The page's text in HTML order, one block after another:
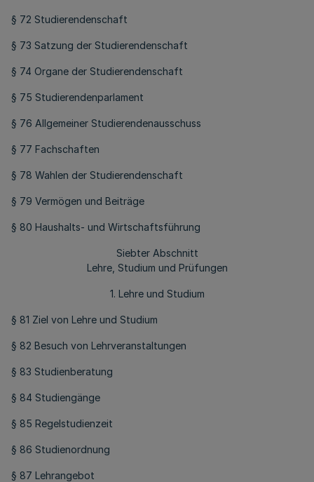
§ 72 Studierendenschaft
§ 73 Satzung der Studierendenschaft
§ 74 Organe der Studierendenschaft
§ 75 Studierendenparlament
§ 76 Allgemeiner Studierendenausschuss
§ 77 Fachschaften
§ 78 Wahlen der Studierendenschaft
§ 79 Vermögen und Beiträge
§ 80 Haushalts- und Wirtschaftsführung
Siebter Abschnitt
Lehre, Studium und Prüfungen
1. Lehre und Studium
§ 81 Ziel von Lehre und Studium
§ 82 Besuch von Lehrveranstaltungen
§ 83 Studienberatung
§ 84 Studiengänge
§ 85 Regelstudienzeit
§ 86 Studienordnung
§ 87 Lehrangebot